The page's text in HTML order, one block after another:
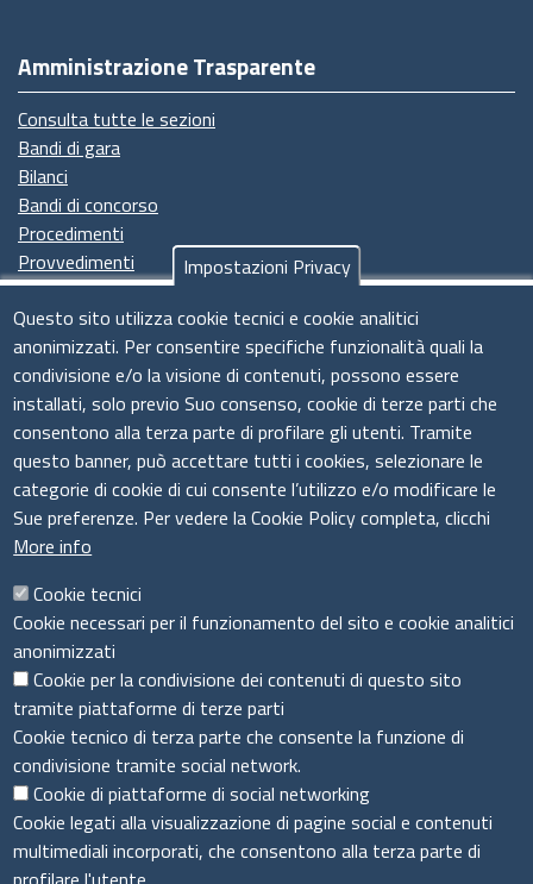
Amministrazione Trasparente
Consulta tutte le sezioni
Bandi di gara
Bilanci
Bandi di concorso
Procedimenti
Provvedimenti
Seguici su
Il sistema camerale
Menù privacy
Cookie Policy Note legali
Privacy
Dichiarazione di accessibilità
Impostazioni Privacy
Questo sito utilizza cookie tecnici e cookie analitici
anonimizzati. Per consentire specifiche funzionalità quali la
condivisione e/o la visione di contenuti, possono essere
installati, solo previo Suo consenso, cookie di terze parti che
consentono alla terza parte di profilare gli utenti. Tramite
questo banner, può accettare tutti i cookies, selezionare le
categorie di cookie di cui consente l’utilizzo e/o modificare le
Sue preferenze. Per vedere la Cookie Policy completa, clicchi
More info
Cookie tecnici
Cookie necessari per il funzionamento del sito e cookie analitici
anonimizzati
Cookie per la condivisione dei contenuti di questo sito
tramite piattaforme di terze parti
Cookie tecnico di terza parte che consente la funzione di
condivisione tramite social network.
Cookie di piattaforme di social networking
Cookie legati alla visualizzazione di pagine social e contenuti
multimediali incorporati, che consentono alla terza parte di